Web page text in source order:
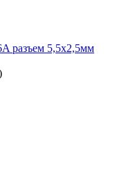
разъем 5,5x2,5мм